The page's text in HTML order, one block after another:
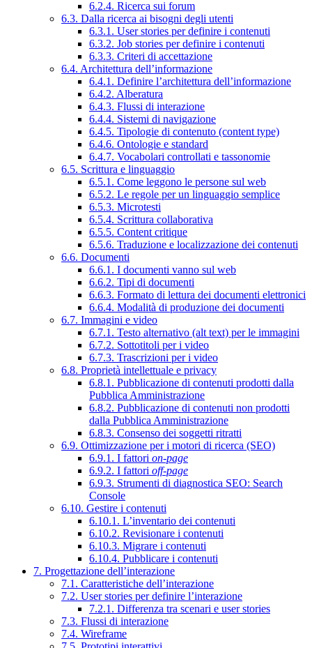
6.2.4. Ricerca sui forum
6.3. Dalla ricerca ai bisogni degli utenti
6.3.1. User stories per definire i contenuti
6.3.2. Job stories per definire i contenuti
6.3.3. Criteri di accettazione
6.4. Architettura dell’informazione
6.4.1. Definire l’architettura dell’informazione
6.4.2. Alberatura
6.4.3. Flussi di interazione
6.4.4. Sistemi di navigazione
6.4.5. Tipologie di contenuto (content type)
6.4.6. Ontologie e standard
6.4.7. Vocabolari controllati e tassonomie
6.5. Scrittura e linguaggio
6.5.1. Come leggono le persone sul web
6.5.2. Le regole per un linguaggio semplice
6.5.3. Microtesti
6.5.4. Scrittura collaborativa
6.5.5. Content critique
6.5.6. Traduzione e localizzazione dei contenuti
6.6. Documenti
6.6.1. I documenti vanno sul web
6.6.2. Tipi di documenti
6.6.3. Formato di lettura dei documenti elettronici
6.6.4. Modalità di produzione dei documenti
6.7. Immagini e video
6.7.1. Testo alternativo (alt text) per le immagini
6.7.2. Sottotitoli per i video
6.7.3. Trascrizioni per i video
6.8. Proprietà intellettuale e privacy
6.8.1. Pubblicazione di contenuti prodotti dalla
Pubblica Amministrazione
6.8.2. Pubblicazione di contenuti non prodotti
dalla Pubblica Amministrazione
6.8.3. Consenso dei soggetti ritratti
6.9. Ottimizzazione per i motori di ricerca (SEO)
6.9.1. I fattori on-page
6.9.2. I fattori off-page
6.9.3. Strumenti di diagnostica SEO: Search
Console
6.10. Gestire i contenuti
6.10.1. L’inventario dei contenuti
6.10.2. Revisionare i contenuti
6.10.3. Migrare i contenuti
6.10.4. Pubblicare i contenuti
7. Progettazione dell’interazione
7.1. Caratteristiche dell’interazione
7.2. User stories per definire l’interazione
7.2.1. Differenza tra scenari e user stories
7.3. Flussi di interazione
7.4. Wireframe